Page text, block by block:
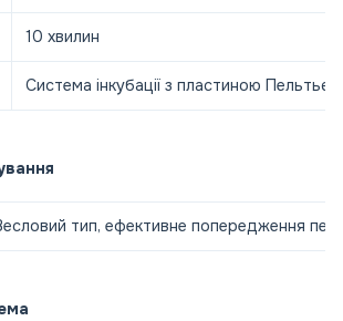
10 хвилин
Система інкубації з пластиною Пельтьє,
тип, ефективне попередження